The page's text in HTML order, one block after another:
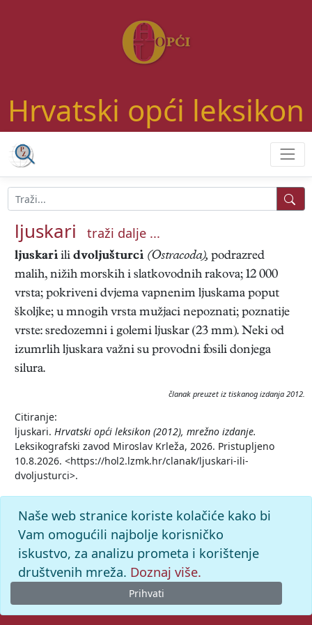
Hrvatski opći leksikon
ljuskari traži dalje ...
ljuskari ili dvoljušturci (Ostracoda), podrazred
malih, nižih morskih i slatkovodnih rakova; 12 000
vrsta; pokriveni dvjema vapnenim ljuskama poput
školjke; u mnogih vrsta mužjaci nepoznati; poznatije
vrste: sredozemni i golemi ljuskar (23 mm). Neki od
izumrlih ljuskara važni su provodni fosili donjega
silura.
članak preuzet iz tiskanog izdanja 2012.
Citiranje:
ljuskari. Hrvatski opći leksikon (2012), mrežno izdanje.
Leksikografski zavod Miroslav Krleža, 2026. Pristupljeno
10.8.2026. <https://hol2.lzmk.hr/clanak/ljuskari-ili-
dvoljusturci>.
Naše web stranice koriste kolačiće kako bi
Vam omogućili najbolje korisničko
iskustvo, za analizu prometa i korištenje
društvenih mreža. Doznaj više.
Prihvati
© 2026. -Leksikografski zavodMiroslav Krleža